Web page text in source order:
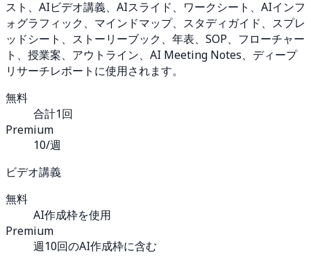
スト、AIビデオ講義、AIスライド、ワークシート、AIインフ
ォグラフィック、マインドマップ、スタディガイド、スプレ
ッドシート、ストーリーブック、年表、SOP、フローチャー
ト、授業案、アウトライン、AI Meeting Notes、ディープ
リサーチレポートに使用されます。
無料
合計1回
Premium
10/週
ビデオ講義
無料
AI作成枠を使用
Premium
週10回のAI作成枠に含む